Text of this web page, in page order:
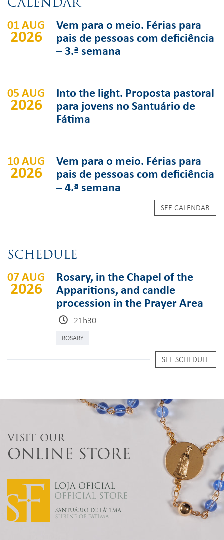
01 AUG
2026
Vem para o meio. Férias para
pais de pessoas com deficiência
– 3.ª semana
05 AUG
2026
Into the light. Proposta pastoral
para jovens no Santuário de
Fátima
10 AUG
2026
Vem para o meio. Férias para
pais de pessoas com deficiência
– 4.ª semana
SEE CALENDAR
SCHEDULE
07 AUG
2026
Rosary, in the Chapel of the
Apparitions, and candle
procession in the Prayer Area
21h30
ROSARY
SEE SCHEDULE
VISIT OUR
ONLINE STORE